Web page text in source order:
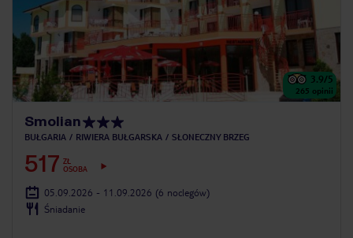
3.9/5
265 opinii
Smolian
BUŁGARIA RIWIERA BUŁGARSKA SŁONECZNY BRZEG
517 ZŁ
OSOBA
05.09.2026 - 11.09.2026 (6 noclegów)
Śniadanie